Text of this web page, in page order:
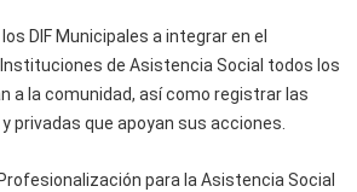
DIF Municipales a integrar en el
de Asistencia Social todos los
a la comunidad, así como registrar las
privadas que apoyan sus acciones.
para la Asistencia Social